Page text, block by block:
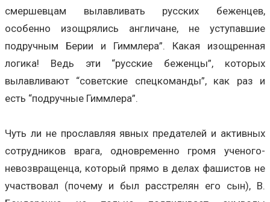
смершевцам вылавливать русских беженцев,
особенно изощрялись англичане, не уступавшие
подручным Берии и Гиммлера”. Какая изощренная
логика! Ведь эти “русские беженцы”, которых
вылавливают “советские спецкоманды”, как раз и
есть “подручные Гиммлера”.
Чуть ли не прославляя явных предателей и активных
сотрудников врага, одновременно громя ученого-
невозвращенца, который прямо в делах фашистов не
участвовал (почему и был расстрелян его сын), В.